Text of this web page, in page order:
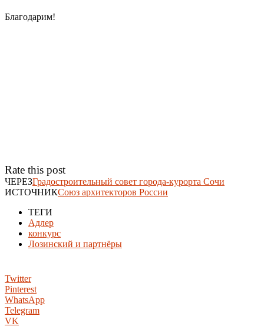
Благодарим!
Rate this post
ЧЕРЕЗГрадостроительный совет города-курорта Сочи
ИСТОЧНИКСоюз архитекторов России
ТЕГИ
Адлер
конкурс
Лозинский и партнёры
Twitter
Pinterest
WhatsApp
Telegram
VK